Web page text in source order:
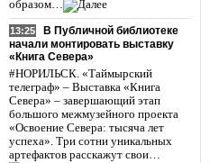
образом…
13:25
В Публичной библиотеке
начали монтировать выставку
«Книга Севера»
#НОРИЛЬСК. «Таймырский
телеграф» – Выставка «Книга
Севера» – завершающий этап
большого межмузейного проекта
«Освоение Севера: тысяча лет
успеха». Три сотни уникальных
артефактов расскажут свои…